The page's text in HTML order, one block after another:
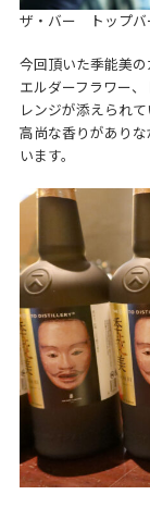
ザ・バー トップ
今回頂いた季能美の
エルダーフラワー
レンジが添えられて
高尚な香りがあり
います。